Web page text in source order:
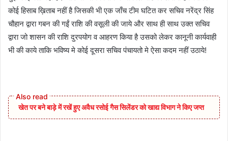
कोई हिसाब ख़िताब नहीं है जिसकी भी एक जाँच टीम घटित कर सचिव नरेंद्र सिंह
चौहान द्वारा गबन की गईं राशि की वसूली की जाये और साथ ही साथ उक्त सचिव
द्वारा जो शासन की राशि दुरपयोग व आहरण किया है उसको लेकर कानूनी कार्यवाही
भी की काये ताकि भविष्य मे कोई दूसरा सचिव पंचायतो मे ऐसा कदम नहीं उठाये!
खेत पर बने बाड़े में रखें हुए अवैध रसोई गैस सिलेंडर को खाद्य विभाग ने किए जप्त